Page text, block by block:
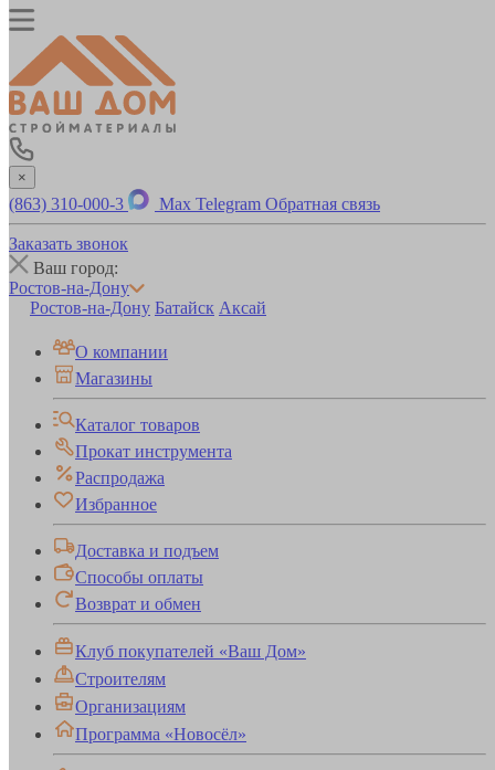
×
(863) 310-000-3 Max Telegram Обратная связь
Заказать звонок
Ваш город:
Ростов-на-Дону
Ростов-на-Дону Батайск Аксай
О компании
Магазины
Каталог товаров
Прокат инструмента
Распродажа
Избранное
Доставка и подъем
Способы оплаты
Возврат и обмен
Клуб покупателей «Ваш Дом»
Строителям
Организациям
Программа «Новосёл»